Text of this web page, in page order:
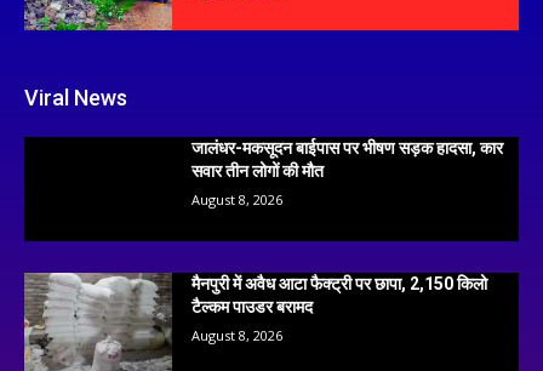
Viral News
जालंधर-मकसूदन बाईपास पर भीषण सड़क हादसा, कार
सवार तीन लोगों की मौत
August 8, 2026
मैनपुरी में अवैध आटा फैक्ट्री पर छापा, 2,150 किलो
टैल्कम पाउडर बरामद
August 8, 2026